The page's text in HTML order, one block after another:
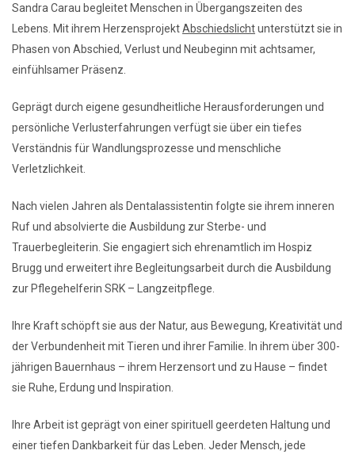
Sandra Carau begleitet Menschen in Übergangszeiten des
Lebens. Mit ihrem HerzensprojektAbschiedslichtunterstützt sie in
Phasen von Abschied, Verlust und Neubeginn mit achtsamer,
einfühlsamer Präsenz.
Geprägt durch eigene gesundheitliche Herausforderungen und
persönliche Verlusterfahrungen verfügt sie über ein tiefes
Verständnis für Wandlungsprozesse und menschliche
Verletzlichkeit.
Nach vielen Jahren als Dentalassistentin folgte sie ihrem inneren
Ruf und absolvierte die Ausbildung zur Sterbe- und
Trauerbegleiterin. Sie engagiert sich ehrenamtlich im Hospiz
Brugg und erweitert ihre Begleitungsarbeit durch die Ausbildung
zur Pflegehelferin SRK – Langzeitpflege.
Ihre Kraft schöpft sie aus der Natur, aus Bewegung, Kreativität und
der Verbundenheit mit Tieren und ihrer Familie. In ihrem über 300-
jährigen Bauernhaus – ihrem Herzensort und zu Hause – findet
sie Ruhe, Erdung und Inspiration.
Ihre Arbeit ist geprägt von einer spirituell geerdeten Haltung und
einer tiefen Dankbarkeit für das Leben. Jeder Mensch, jede